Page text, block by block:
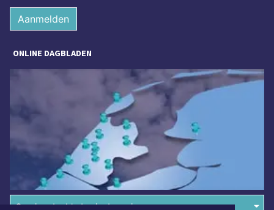
Aanmelden
ONLINE DAGBLADEN
Overige dagbladen in de regio